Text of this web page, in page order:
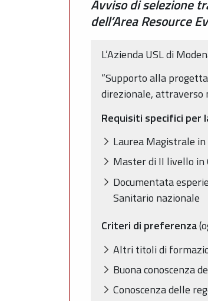
Avviso di selezione
dell’Area Resource
L’Azienda USL di
“Supporto alla
direzionale, attraverso
Requisiti specifici per
Laurea Magistrale
Master di II livello in
Documentata
Sanitario nazionale
Criteri di preferenza
Altri titoli di
Buona conoscenza
Conoscenza delle